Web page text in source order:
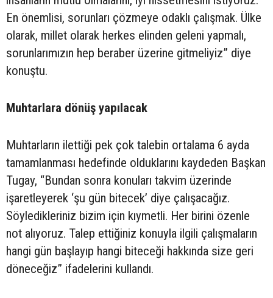
En önemlisi, sorunları çözmeye odaklı çalışmak. Ülke
olarak, millet olarak herkes elinden geleni yapmalı,
sorunlarımızın hep beraber üzerine gitmeliyiz” diye
konuştu.
Muhtarlara dönüş yapılacak
Muhtarların ilettiği pek çok talebin ortalama 6 ayda
tamamlanması hedefinde olduklarını kaydeden Başkan
Tugay, “Bundan sonra konuları takvim üzerinde
işaretleyerek ‘şu gün bitecek’ diye çalışacağız.
Söyledikleriniz bizim için kıymetli. Her birini özenle
not alıyoruz. Talep ettiğiniz konuyla ilgili çalışmaların
hangi gün başlayıp hangi biteceği hakkında size geri
döneceğiz” ifadelerini kullandı.